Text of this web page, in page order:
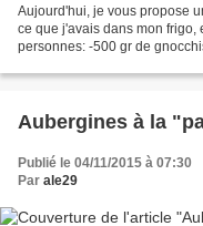
Aujourd'hui, je vous propose
ce que j'avais dans mon frigo,
personnes: -500 gr de
Aubergines à la
Publié le 04/11/2015 à 07:30
Par ale29